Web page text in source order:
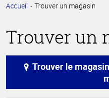
principale
Accueil Trouver un magasin
Trouver un